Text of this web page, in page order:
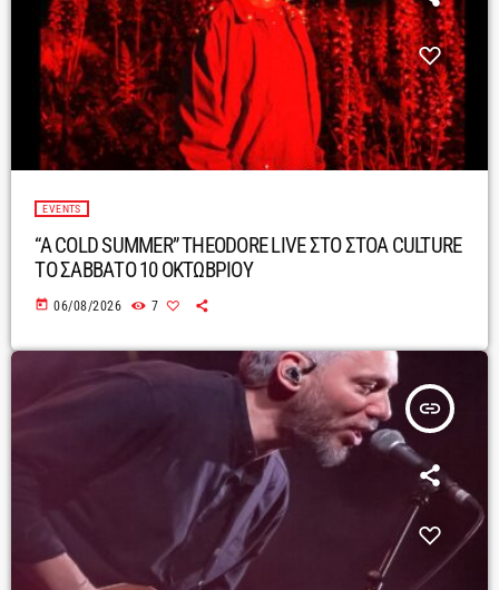
EVENTS
“A COLD SUMMER” THEODORE LIVE ΣΤΟ ΣΤΟΑ CULTURE
ΤΟ ΣΑΒΒΑΤΟ 10 ΟΚΤΩΒΡΙΟΥ
today 06/08/2026 7
insert_link